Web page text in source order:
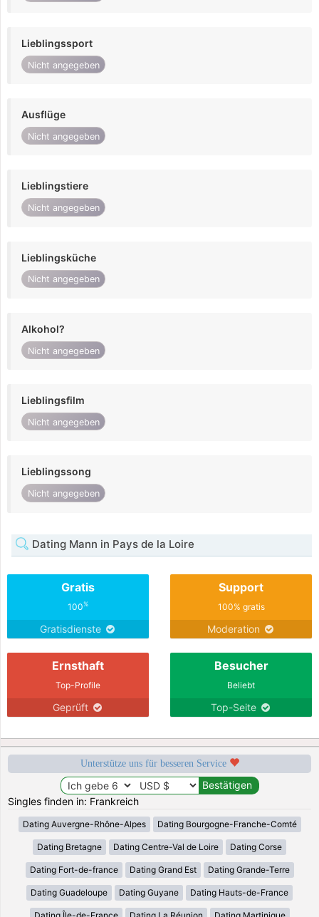
Lieblingssport
Nicht angegeben
Ausflüge
Nicht angegeben
Lieblingstiere
Nicht angegeben
Lieblingsküche
Nicht angegeben
Alkohol?
Nicht angegeben
Lieblingsfilm
Nicht angegeben
Lieblingssong
Nicht angegeben
Dating Mann in Pays de la Loire
Gratis
100%
Gratisdienste
Support
100% gratis
Moderation
Ernsthaft
Top-Profile
Geprüft
Besucher
Beliebt
Top-Seite
Unterstütze uns für besseren Service
Singles finden in: Frankreich
Dating Auvergne-Rhône-Alpes Dating Bourgogne-Franche-Comté
Dating Bretagne Dating Centre-Val de Loire Dating Corse
Dating Fort-de-france Dating Grand Est Dating Grande-Terre
Dating Guadeloupe Dating Guyane Dating Hauts-de-France